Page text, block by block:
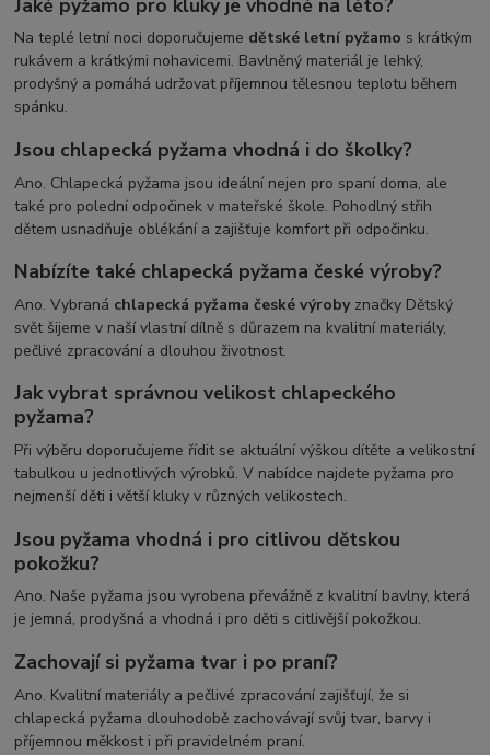
Na teplé letní noci doporučujeme dětské letní pyžamo s krátkým
rukávem a krátkými nohavicemi. Bavlněný materiál je lehký,
prodyšný a pomáhá udržovat příjemnou tělesnou teplotu během
spánku.
Jsou chlapecká pyžama vhodná i do školky?
Ano. Chlapecká pyžama jsou ideální nejen pro spaní doma, ale
také pro polední odpočinek v mateřské škole. Pohodlný střih
dětem usnadňuje oblékání a zajišťuje komfort při odpočinku.
Nabízíte také chlapecká pyžama české výroby?
Ano. Vybraná chlapecká pyžama české výrobyznačky Dětský
svět šijeme v naší vlastní dílně s důrazem na kvalitní materiály,
pečlivé zpracování a dlouhou životnost.
Jak vybrat správnou velikost chlapeckého
pyžama?
Při výběru doporučujeme řídit se aktuální výškou dítěte a velikostní
tabulkou u jednotlivých výrobků. V nabídce najdete pyžama pro
nejmenší děti i větší kluky v různých velikostech.
Jsou pyžama vhodná i pro citlivou dětskou
pokožku?
Ano. Naše pyžama jsou vyrobena převážně z kvalitní bavlny, která
je jemná, prodyšná a vhodná i pro děti s citlivější pokožkou.
Zachovají si pyžama tvar i po praní?
Ano. Kvalitní materiály a pečlivé zpracování zajišťují, že si
chlapecká pyžama dlouhodobě zachovávají svůj tvar, barvy i
příjemnou měkkost i při pravidelném praní.